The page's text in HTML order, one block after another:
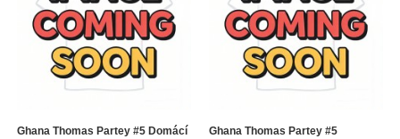
Ghana Thomas Partey #5 Domácí
Ghana Thomas Partey #5